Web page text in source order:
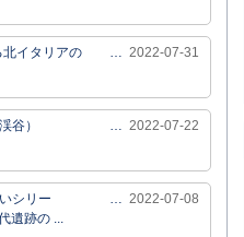
北イタリアの
… 2022-07-31
谷） … 2022-07-22
シリー
遺跡の ...
… 2022-07-08